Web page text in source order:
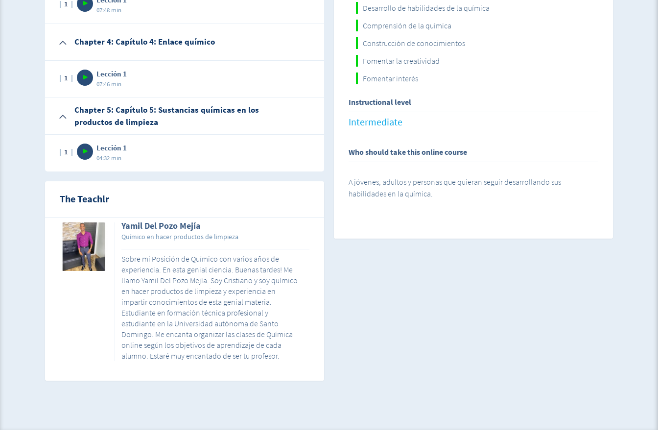
Desarrollo de habilidades de la química
Comprensión de la química
Construcción de conocimientos
Fomentar la creatividad
Fomentar interés
Instructional level
Intermediate
Who should take this online course
A jóvenes, adultos y personas que quieran seguir desarrollando sus
habilidades en la química.
1
07:48 min
Chapter 4: Capítulo 4: Enlace químico
1 Lección 1
07:46 min
Chapter 5: Capítulo 5: Sustancias químicas en los
productos de limpieza
1 Lección 1
04:32 min
The Teachlr
Yamil Del Pozo Mejía
Químico en hacer productos de limpieza
Sobre mi Posición de Químico con varios años de
experiencia. En esta genial ciencia. Buenas tardes! Me
llamo Yamil Del Pozo Mejía. Soy Cristiano y soy químico
en hacer productos de limpieza y experiencia en
impartir conocimientos de esta genial materia.
Estudiante en formación técnica profesional y
estudiante en la Universidad autónoma de Santo
Domingo. Me encanta organizar las clases de Química
online según los objetivos de aprendizaje de cada
alumno. Estaré muy encantado de ser tu profesor.